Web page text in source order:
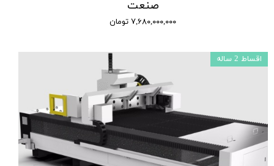
صنعت
۷,۶۸۰,۰۰۰,۰۰۰ تومان
اقساط 2 ساله